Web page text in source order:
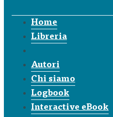
Home
Libreria
Autori
Chi siamo
Logbook
Interactive eBook